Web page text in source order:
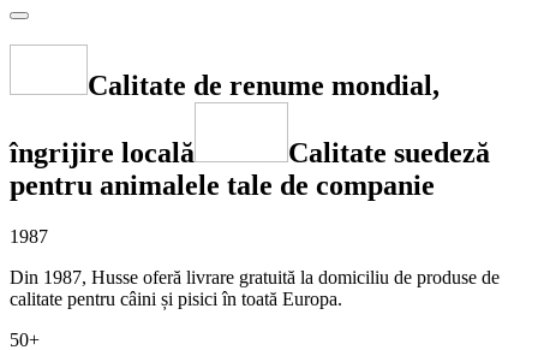
Calitate de renume mondial,
îngrijire locală
Calitate suedeză
pentru animalele tale de companie
1987
Din 1987, Husse oferă livrare gratuită la domiciliu de produse de
calitate pentru câini și pisici în toată Europa.
50+